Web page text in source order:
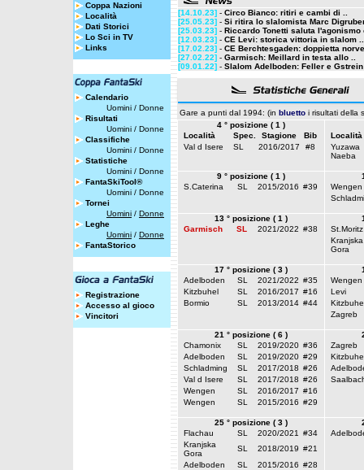
Coppa Nazioni
Località
Dati Storici
Lo Sci in TV
Links
Calendario
Uomini / Donne
Risultati
Uomini / Donne
Classifiche
Uomini / Donne
Statistiche
Uomini / Donne
FantaSkiTool®
Uomini / Donne
Tornei
Uomini / Donne
Leghe
Uomini / Donne
FantaStorico
Registrazione
Accesso al gioco
Vincitori
[14.10.23] - Circo Bianco: ritiri e cambi di ..
[25.05.23] - Si ritira lo slalomista Marc
[25.03.23] - Riccardo Tonetti saluta l'agonismo
[12.03.23] - CE Levi: storica vittoria in slalom ..
[17.02.23] - CE Berchtesgaden: doppietta
[27.02.22] - Garmisch: Meillard in testa allo ..
[09.01.22] - Slalom Adelboden: Feller e
Gare a punti dal 1994: (in bluetto i risultati della
4 ° posizione ( 1 )
Località
Spec. Stagione
Bib
Val d Isere
SL 2016/2017 #8
Località
Yuzawa
Naeba
9 ° posizione ( 1 )
S.Caterina
SL 2015/2016 #39
Wengen
13 ° posizione ( 1 )
Garmisch
SL 2021/2022 #38
St.Moritz
Kranjska
Gora
17 ° posizione ( 3 )
Adelboden
SL 2021/2022 #35
Kitzbuhel
SL 2016/2017 #16
Bormio
SL 2013/2014 #44
Wengen
Levi
Zagreb
21 ° posizione ( 6 )
Chamonix
SL 2019/2020 #36
Adelboden
SL 2019/2020 #29
Schladming
SL 2017/2018 #26
Val d Isere
SL 2017/2018 #26
Wengen
SL 2016/2017 #16
Wengen
SL 2015/2016 #29
Zagreb
25 ° posizione ( 3 )
Flachau
SL 2020/2021
#34
Kranjska
Gora
SL 2018/2019 #21
Adelboden
SL 2015/2016 #28